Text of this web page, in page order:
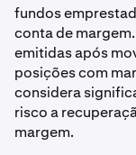
fundos
conta de
emitidas após
posições com
considera
risco a
margem.